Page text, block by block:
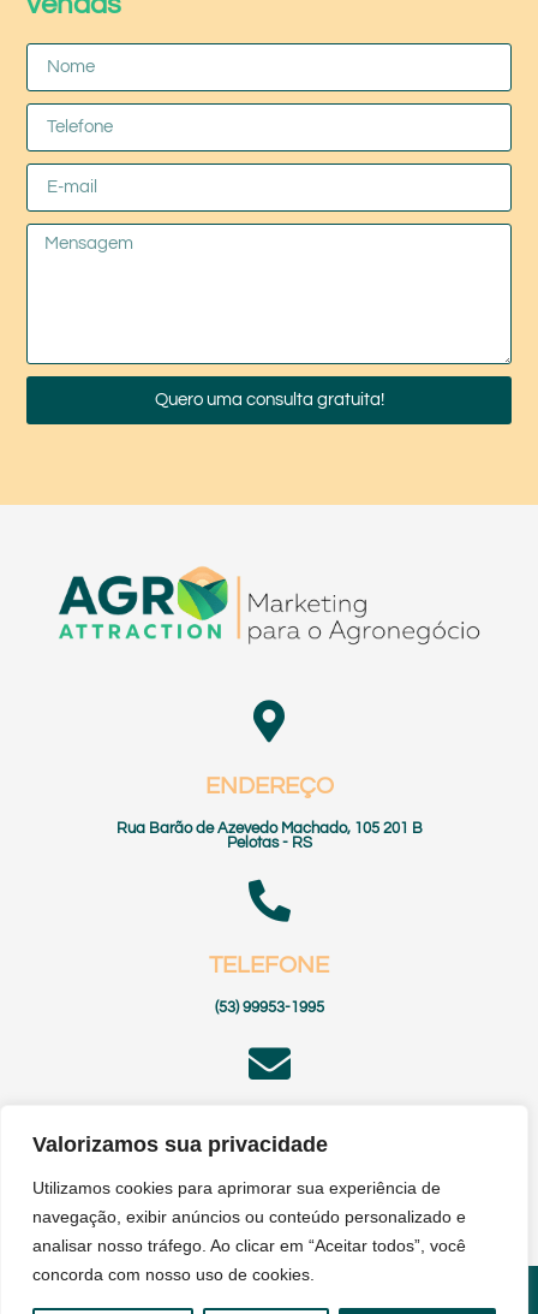
Valorizamos sua privacidade
Utilizamos cookies para aprimorar sua experiência de
navegação, exibir anúncios ou conteúdo personalizado e
analisar nosso tráfego. Ao clicar em “Aceitar todos”, você
concorda com nosso uso de cookies.
Quero uma consulta gratuita!
ENDEREÇO
Rua Barão de Azevedo Machado, 105 201 B
Pelotas - RS
TELEFONE
(53) 99953-1995